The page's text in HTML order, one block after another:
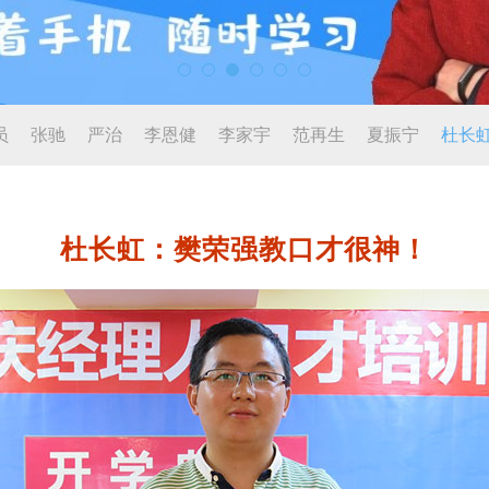
张驰 严治 李恩健 李家宇 范再生 夏振宁 杜长
杜长虹：樊荣强教口才很神！